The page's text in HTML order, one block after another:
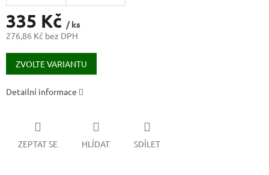
335 Kč / ks
276,86 Kč bez DPH
Měrná
cena:
ZVOLTE VARIANTU
Detailní informace
ZEPTAT SE HLÍDAT SDÍLET